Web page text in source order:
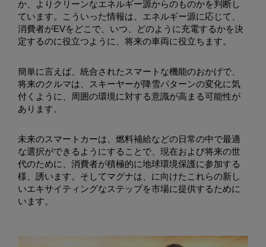
か、よりクリーンなエネルギー源からのものかを判断し
ています。こういった情報は、エネルギー源に応じて、
消費者がEVをどこで、いつ、どのように充電するかを決
定するのに役立つように、将来の車両に役立ちます。
簡単に言えば、統合されたスマートな機能のおかげで、
将来のクルマは、スキーヤーが降雪パターンの変化に気
付くように、周囲の環境に対する意識が高まる可能性が
あります。
未来のスマートカーは、燃料補給などの日常の中で最適
な選択ができるようにすることで、現在および将来の世
代のために、消費者が積極的に地球環境保護に参加する
様、誘います。そしてマグナは、に向けたこれらの新し
いエキサイティングなステップを市場に提供するために
います。